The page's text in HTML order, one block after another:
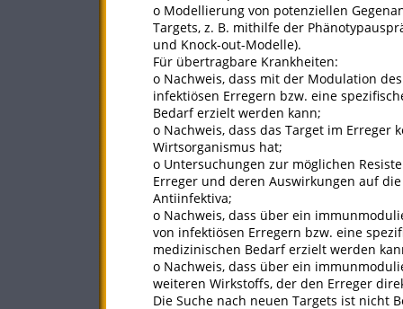
o Modellierung von potenziellen
Targets, z. B. mithilfe der
und Knock-out-Modelle).
Für übertragbare Krankheiten:
o Nachweis, dass mit der Modulation
infektiösen Erregern bzw. eine
Bedarf erzielt werden kann;
o Nachweis, dass das Target im
Wirtsorganismus hat;
o Untersuchungen zur möglichen
Erreger und deren Auswirkungen auf
Antiinfektiva;
o Nachweis, dass über ein
von infektiösen Erregern bzw. eine
medizinischen Bedarf erzielt werden
o Nachweis, dass über ein
weiteren Wirkstoffs, der den Erreger
Die Suche nach neuen Targets ist nicht